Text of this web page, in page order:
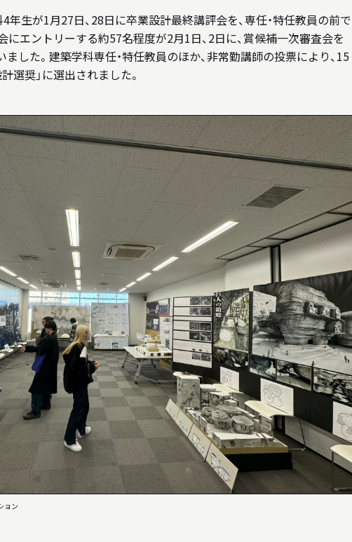
年生が1月27日、28日に卒業設計最終講評会を、専任・特任教員の前で
にエントリーする約57名程度が2月1日、2日に、賞候補一次審査会を
した。建築学科専任・特任教員のほか、非常勤講師の投票により、15
選奨」に選出されました。
ョン